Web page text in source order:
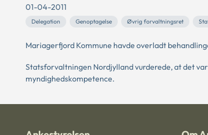
01-04-2011
Delegation Genoptagelse Øvrig forvaltningsret
Mariagerfjord Kommune havde overladt
Statsforvaltningen Nordjylland vurderede, at det
myndighedskompetence.